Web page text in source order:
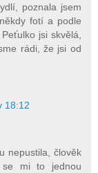
poznala jsem
fotí a podle
jsi skvělá,
rádi, že jsi od
18:12
nepustila, člověk
mi to jednou